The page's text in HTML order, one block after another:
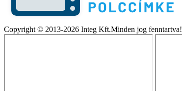
Copyright © 2013-2026 Integ Kft.Minden jog fenntartva!